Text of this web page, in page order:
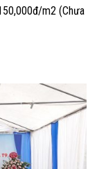
m2 (Chưa